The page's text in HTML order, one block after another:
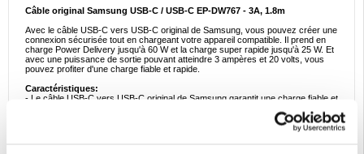
Câble original Samsung USB-C / USB-C EP-DW767 - 3A, 1.8m
Avec le câble USB-C vers USB-C original de Samsung, vous pouvez créer une
connexion sécurisée tout en chargeant votre appareil compatible. Il prend en
charge Power Delivery jusqu'à 60 W et la charge super rapide jusqu'à 25 W. Et
avec une puissance de sortie pouvant atteindre 3 ampères et 20 volts, vous
pouvez profiter d'une charge fiable et rapide.
Caractéristiques:
- Le câble USB-C vers USB-C original de Samsung garantit une charge fiable et
- Jusqu'à 3A et 20V de puissance de sortie pour charger les appareils USB-C
- Prend en charge la livraison d'énergie jusqu'à 60 W et la charge super rapide